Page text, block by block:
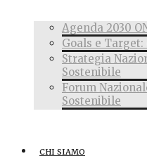
Agenda 2030
Goals e
Strategia
Sostenibile
Forum
Sostenibile
CHI SIAMO